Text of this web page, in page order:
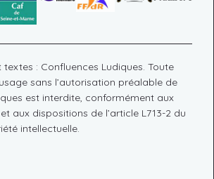
: Confluences Ludiques. Toute
sans l’autorisation préalable de
est interdite, conformément aux
et aux dispositions de l’article L713-2 du
intellectuelle.